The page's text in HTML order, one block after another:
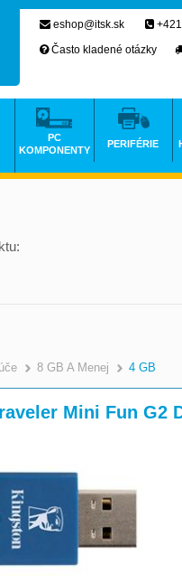
>
8 GB A Menej 4 GB
Mini Fun G2
eshop@itsk.sk
Často kladené otázky
PC
KOMPONENTY
PERIFÉRIE